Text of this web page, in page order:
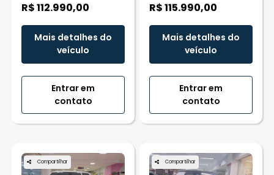
R$ 112.990,00
Mais detalhes do
veículo
Entrar em
contato
R$ 115.990,00
Mais detalhes do
veículo
Entrar em
contato
Compartilhar Compartilhar